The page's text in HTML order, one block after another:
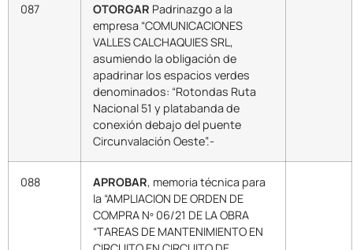
087 OTORGAR Padrinazgo a la
empresa “COMUNICACIONES
VALLES CALCHAQUIES SRL,
asumiendo la obligación de
apadrinar los espacios verdes
denominados: “Rotondas Ruta
Nacional 51 y platabanda de
conexión debajo del puente
Circunvalación Oeste”.-
088 APROBAR, memoria técnica para
la “AMPLIACION DE ORDEN DE
COMPRA Nº 06/21 DE LA OBRA
“TAREAS DE MANTENIMIENTO EN